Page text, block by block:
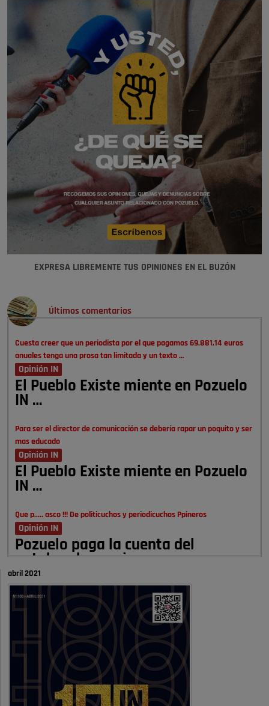
EXPRESA LIBREMENTE TUS OPINIONES EN EL BUZÓN
Últimos comentarios
Cuesta creer que un periodista por el que pagamos 69.881,14 euros
anuales tenga una prosa tan limitada y un texto …
Opinión IN
El Pueblo Existe miente en Pozuelo
IN …
Para ser el director de comunicación se debería rapar un poquito y ser
mas educado
Opinión IN
El Pueblo Existe miente en Pozuelo
IN …
Que p..... asco !!! De politicuchos y periodicuchos Ppineros
Opinión IN
Pozuelo paga la cuenta del
autobombo: casi …
Señora Alcaldesa Ud no ha vivido nunca en Pozuelo , pero yo si desde
hace más de 60 años , …
Pozuelo de Alarcón
Quejas por el deterioro de la
limpieza …
A ver si es posible que haya vivienda para familias con hijos y no
solamente jóvenes que no es tan …
Pozuelo de Alarcón
abril 2021